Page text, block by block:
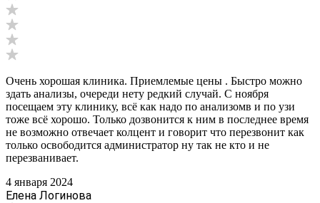
Очень хорошая клиника. Приемлемые цены . Быстро можно
здать анализы, очереди нету редкий случай. С ноября
посещаем эту клинику, всё как надо по анализомв и по узи
тоже всё хорошо. Только дозвонится к ним в последнее время
не возможно отвечает колцент и говорит что перезвонит как
только освободится администратор ну так не кто и не
перезванивает.
4 января 2024
Елена Логинова